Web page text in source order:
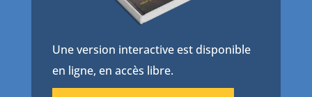
Une version interactive est disponible
en ligne, en accès libre.